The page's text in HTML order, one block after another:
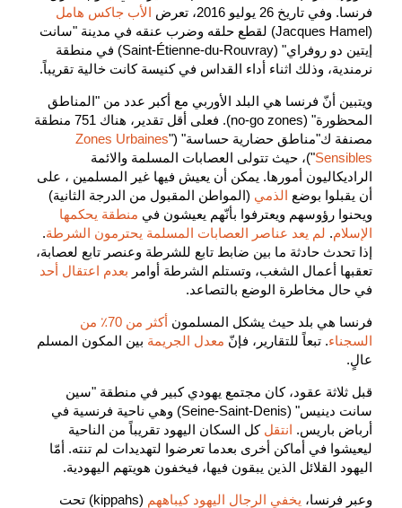
فرنسا. وفي تاريخ 26 يوليو 2016، تعرض
الأب جاكس هامل
(Jacques Hamel) لقطع حلقه وضرب عنقه في مدينة "سانت
إيتين دو روفراي" (Saint-Étienne-du-Rouvray) في منطقة
نرمندية، وذلك اثناء أداء القداس في كنيسة كانت خالية تقريباً.
ويتبين أنّ فرنسا هي البلد الأوربي مع أكبر عدد من "المناطق
المحظورة" (no-go zones). فعلى أقل تقدير، هناك 751 منطقة
مصنفة ك"مناطق حضارية حساسة" ("Zones Urbaines
Sensibles")، حيث تتولى العصابات المسلمة والائمة
الراديكاليون أمورها. يمكن أن يعيش فيها غير المسلمين ، على
أن يقبلوا بوضع الذمي (المواطن المقبول من الدرجة الثانية)
ويحنوا رؤوسهم ويعترفوا بأنّهم يعيشون في منطقة يحكمها
الإسلام. لم يعد عناصر العصابات المسلمة يحترمون الشرطة.
إذا تحدث حادثة ما بين ضابط تابع للشرطة وعنصر تابع لعصابة،
تعقبها أعمال الشغب، وتستلم الشرطة أوامر بعدم اعتقال أحد
في حال مخاطرة الوضع بالتصاعد.
فرنسا هي بلد حيث يشكل المسلمون
أكثر من 70٪ من
السجناء. تبعاً للتقارير، فإنّ معدل الجريمة بين المكون المسلم
عالٍ.
قبل ثلاثة عقود، كان مجتمع يهودي كبير في منطقة "سين
سانت دينيس" (Seine-Saint-Denis) وهي ناحية فرنسية في
أرباض باريس. انتقل كل السكان اليهود تقريباً من الناحية
ليعيشوا في أماكن أخرى بعدما تعرضوا لتهديدات لم تنته. أمّا
اليهود القلائل الذين يبقون فيها، فيخفون هويتهم اليهودية.
وعبر فرنسا، يخفي الرجال اليهود كيباههم
(kippahs) تحت